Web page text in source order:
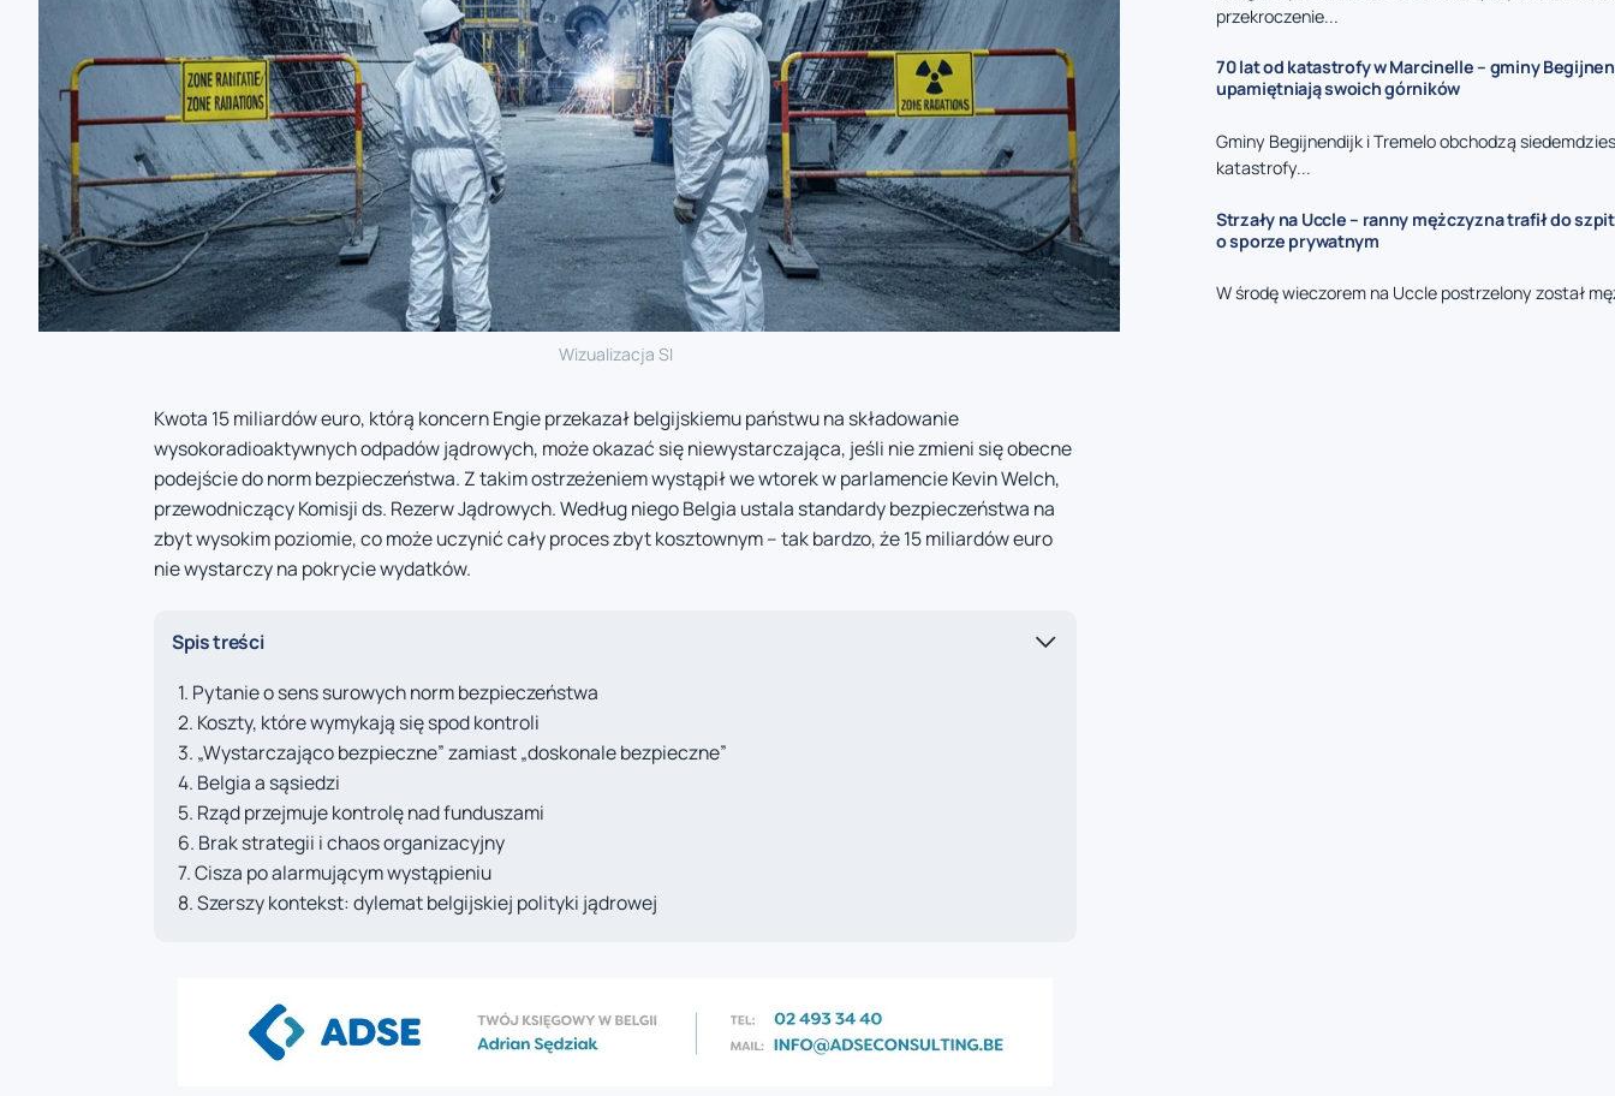
Wizualizacja SI
Kwota 15 miliardów euro, którą koncern Engie przekazał belgijskiemu państwu na składowanie
wysokoradioaktywnych odpadów jądrowych, może okazać się niewystarczająca, jeśli nie zmieni się obecne
podejście do norm bezpieczeństwa. Z takim ostrzeżeniem wystąpił we wtorek w parlamencie Kevin Welch,
przewodniczący Komisji ds. Rezerw Jądrowych. Według niego Belgia ustala standardy bezpieczeństwa na
zbyt wysokim poziomie, co może uczynić cały proces zbyt kosztownym – tak bardzo, że 15 miliardów euro
nie wystarczy na pokrycie wydatków.
Spis treści
Pytanie o sens surowych norm bezpieczeństwa
Koszty, które wymykają się spod kontroli
„Wystarczająco bezpieczne” zamiast „doskonale bezpieczne”
Belgia a sąsiedzi
Rząd przejmuje kontrolę nad funduszami
Brak strategii i chaos organizacyjny
Cisza po alarmującym wystąpieniu
Szerszy kontekst: dylemat belgijskiej polityki jądrowej
przekroczenie...
70 lat od katastrofy w Marcinelle – gminy
upamiętniają swoich górników
Gminy Begijnendijk i Tremelo obchodzą
katastrofy...
Strzały na Uccle – ranny mężczyzna trafił do
o sporze prywatnym
W środę wieczorem na Uccle postrzelony został